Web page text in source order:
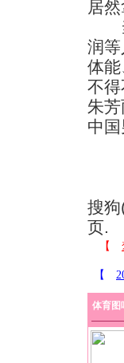
居
当
润
体
不
朱
中
搜狗
页.
体育图